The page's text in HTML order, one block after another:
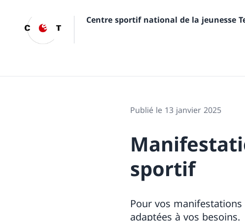
Centre sportif national de la jeunesse
Publié le 13 janvier 2025
sportif
Pour vos
adaptées à vos besoins.